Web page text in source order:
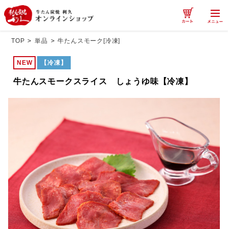
TOP > 単品 > 牛たんスモーク[冷凍]
NEW 【冷凍】
牛たんスモークスライス しょうゆ味【冷凍】